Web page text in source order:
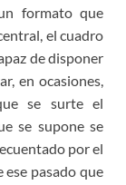
formato que
el cuadro
de disponer
en ocasiones,
se surte el
se supone se
por el
pasado que